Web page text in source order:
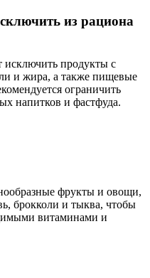
из рациона
исключить продукты с
и жира, а также пищевые
ограничить
напитков и фастфуда.
фрукты и овощи,
брокколи и тыква, чтобы
витаминами и